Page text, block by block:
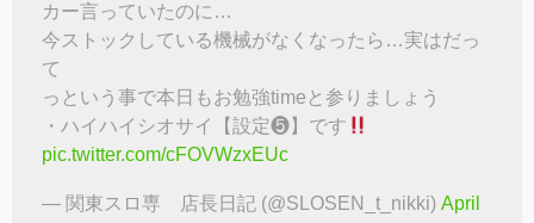
カー言っていたのに…
今ストックしている機械がなくなったら…実はだっ
て
っという事で本日もお勉強timeと参りましょう
・ハイハイシオサイ【設定❺】です
pic.twitter.com/cFOVWzxEUc
— 関東スロ専 店長日記 (@SLOSEN_t_nikki) April